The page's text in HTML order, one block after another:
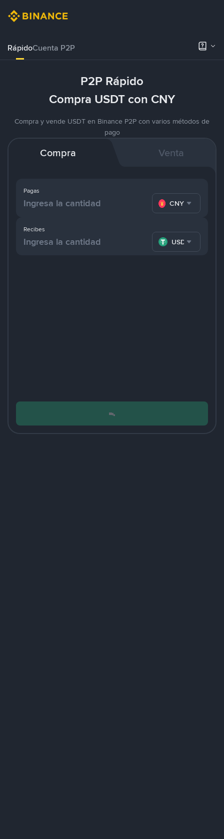
RápidoCuenta P2P
P2P Rápido
Compra USDT con CNY
Compra y vende USDT en Binance P2P con varios métodos de
pago
Compra Venta
Pagas
CNY
Recibes
USDT